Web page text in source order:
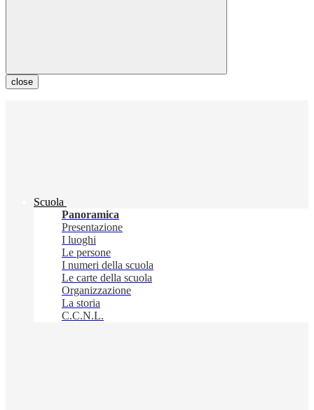
close
Scuola
Panoramica
Presentazione
I luoghi
Le persone
I numeri della scuola
Le carte della scuola
Organizzazione
La storia
C.C.N.L.